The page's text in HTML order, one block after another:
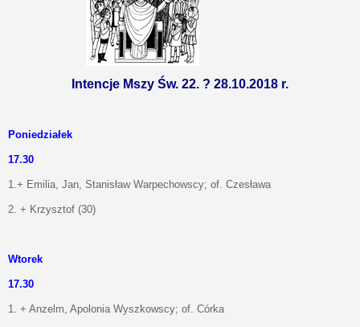
Intencje Mszy Św. 22. ? 28.10.2018 r.
Poniedziałek
17.30
1.+ Emilia, Jan, Stanisław Warpechowscy; of. Czesława
2. + Krzysztof (30)
Wtorek
17.30
1. + Anzelm, Apolonia Wyszkowscy; of. Córka